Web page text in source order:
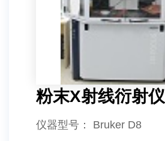
粉末X射线衍射仪
仪器型号 ： Bruker D8